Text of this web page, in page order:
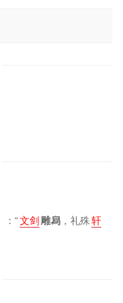
：“文剑雕舄 ，礼殊轩